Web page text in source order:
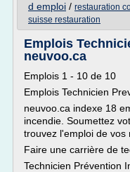
d emploi / restauration
suisse restauration
Emplois
neuvoo.ca
Emplois 1 - 10 de 10
Emplois Technicien
neuvoo.ca indexe 18
incendie. Soumettez
trouvez l'emploi de vos
Faire une carrière de
Technicien Prévention